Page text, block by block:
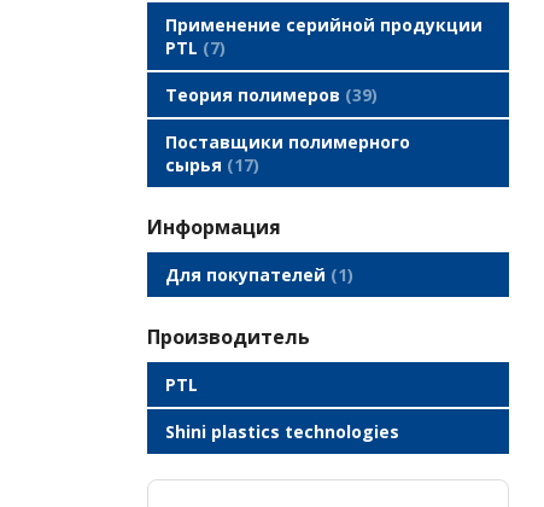
Применение серийной продукции
PTL
7
Теория полимеров 39
Поставщики полимерного
сырья
17
Информация
Для покупателей 1
производитель
PTL
Shini plastics technologies